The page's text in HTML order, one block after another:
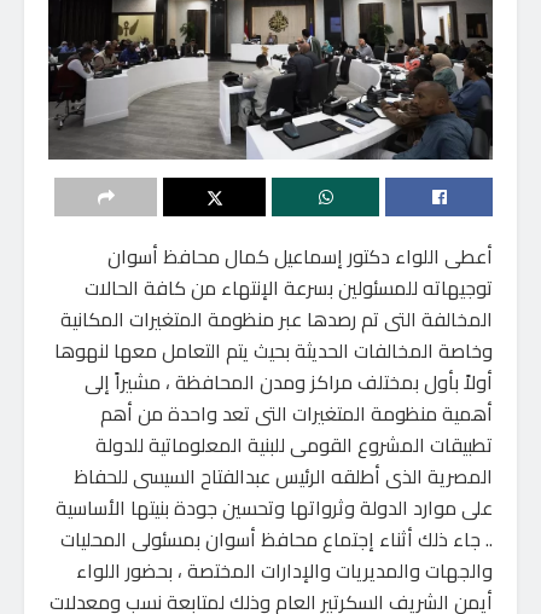
أعطى اللواء دكتور إسماعيل كمال محافظ أسوان
توجيهاته للمسئولين بسرعة الإنتهاء من كافة الحالات
المخالفة التى تم رصدها عبر منظومة المتغيرات المكانية
وخاصة المخالفات الحديثة بحيث يتم التعامل معها لنهوها
أولاً بأول بمختلف مراكز ومدن المحافظة ، مشيراً إلى
أهمية منظومة المتغيرات التى تعد واحدة من أهم
تطبيقات المشروع القومى للبنية المعلوماتية للدولة
المصرية الذى أطلقه الرئيس عبدالفتاح السيسى للحفاظ
على موارد الدولة وثرواتها وتحسين جودة بنيتها الأساسية
.. جاء ذلك أثناء إجتماع محافظ أسوان بمسئولى المحليات
والجهات والمديريات والإدارات المختصة ، بحضور اللواء
أيمن الشريف السكرتير العام وذلك لمتابعة نسب ومعدلات